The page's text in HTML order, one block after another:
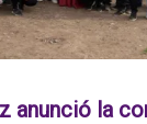
anunció la